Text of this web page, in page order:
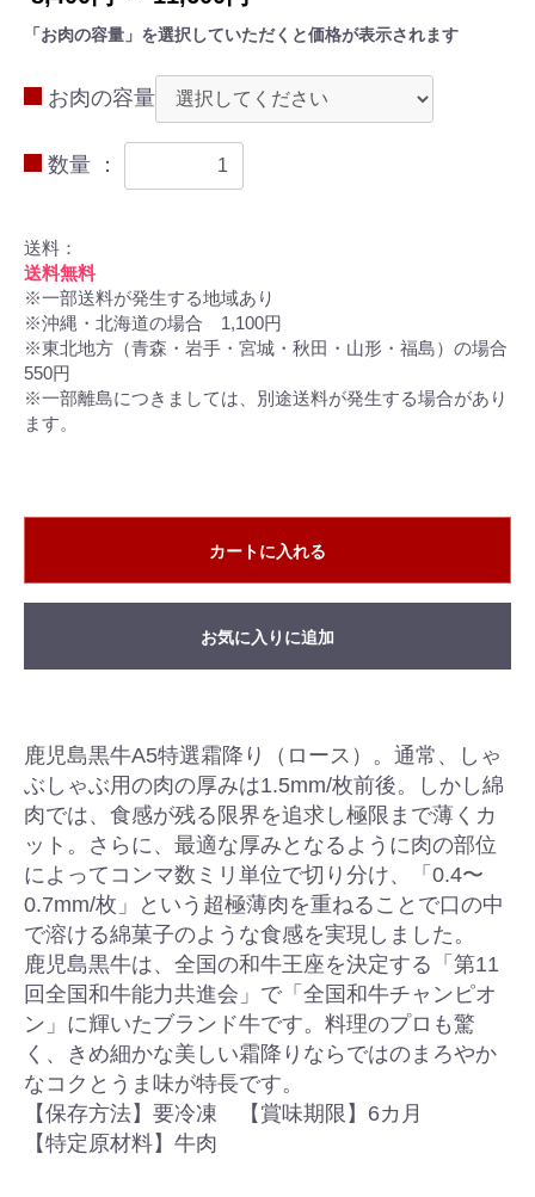
「お肉の容量」を選択していただくと価格が表示されます
お肉の容量
数量 ：
送料：
送料無料
※一部送料が発生する地域あり
※沖縄・北海道の場合 1,100円
※東北地方（青森・岩手・宮城・秋田・山形・福島）の場合
550円
※一部離島につきましては、別途送料が発生する場合があり
ます。
カートに入れる
お気に入りに追加
鹿児島黒牛A5特選霜降り（ロース）。通常、しゃ
ぶしゃぶ用の肉の厚みは1.5mm/枚前後。しかし綿
肉では、食感が残る限界を追求し極限まで薄くカ
ット。さらに、最適な厚みとなるように肉の部位
によってコンマ数ミリ単位で切り分け、「0.4〜
0.7mm/枚」という超極薄肉を重ねることで口の中
で溶ける綿菓子のような食感を実現しました。
鹿児島黒牛は、全国の和牛王座を決定する「第11
回全国和牛能力共進会」で「全国和牛チャンピオ
ン」に輝いたブランド牛です。料理のプロも驚
く、きめ細かな美しい霜降りならではのまろやか
なコクとうま味が特長です。
【保存方法】要冷凍 【賞味期限】6カ月
【特定原材料】牛肉